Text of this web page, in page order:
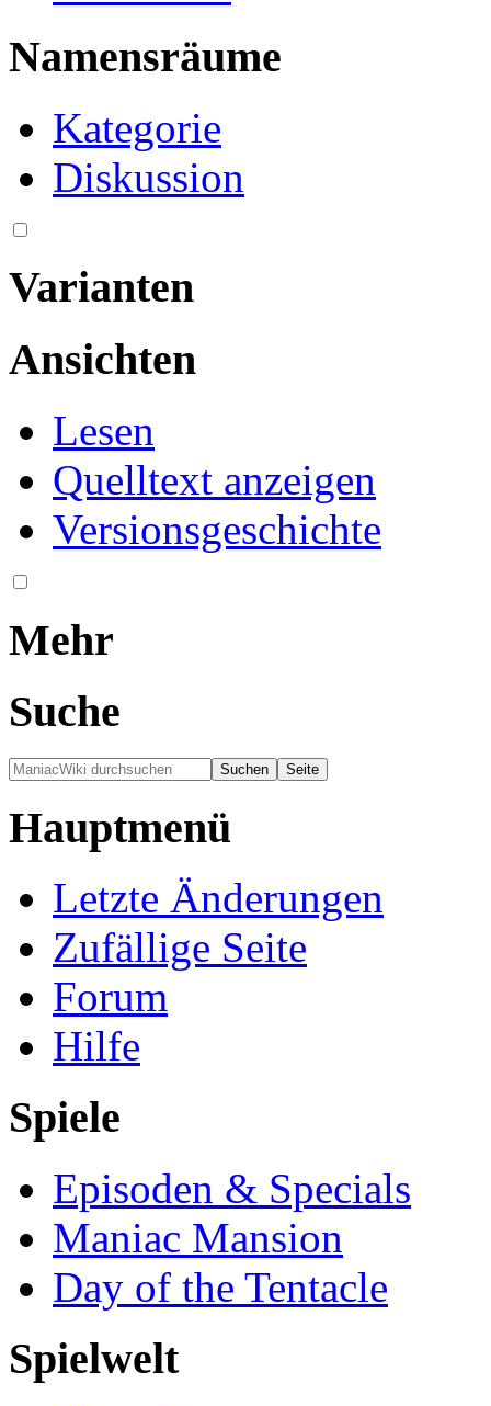
Namensräume
Kategorie
Diskussion
Varianten
Ansichten
Lesen
Quelltext anzeigen
Versionsgeschichte
Mehr
Suche
Hauptmenü
Letzte Änderungen
Zufällige Seite
Forum
Hilfe
Spiele
Episoden & Specials
Maniac Mansion
Day of the Tentacle
Spielwelt